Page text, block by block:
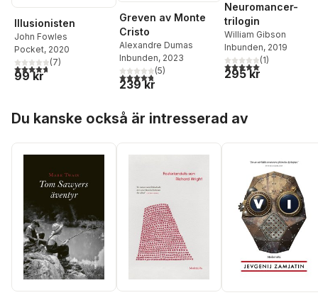
Illusionisten
John Fowles
Pocket, 2020
4,7utav 5 stjärnor. Totalt antal röster:
(7)
99 kr
Greven av Monte
Cristo
Alexandre Dumas
Inbunden, 2023
4,8utav 5 stjärnor. Totalt antal röster:
(5)
239 kr
Neuromancer-
trilogin
William Gibson
Inbunden, 2019
5,0utav 5 stjärnor.
(1)
295 kr
Du kanske också är intresserad av